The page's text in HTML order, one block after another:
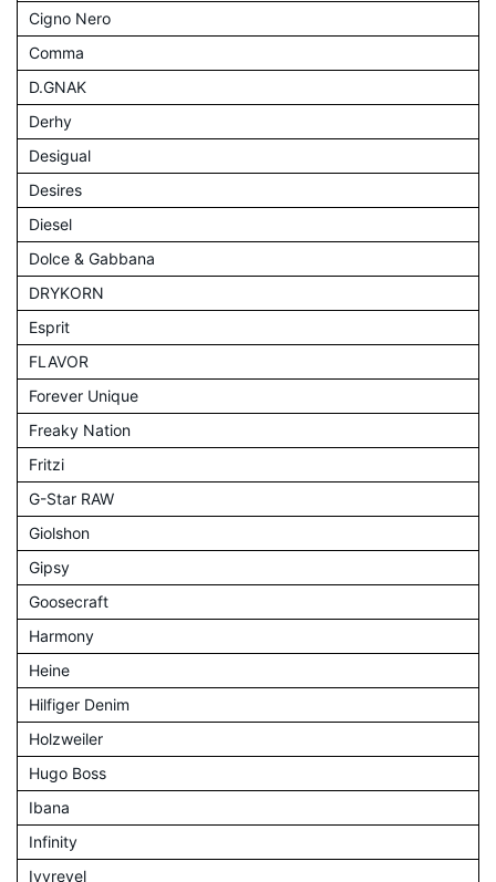
Cigno Nero
Comma
D.GNAK
Derhy
Desigual
Desires
Diesel
Dolce & Gabbana
DRYKORN
Esprit
FLAVOR
Forever Unique
Freaky Nation
Fritzi
G-Star RAW
Giolshon
Gipsy
Goosecraft
Harmony
Heine
Hilfiger Denim
Holzweiler
Hugo Boss
Ibana
Infinity
Ivyrevel